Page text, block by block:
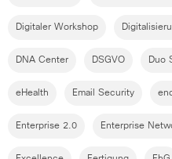
Digitaler Workshop
DNA Center DSGVO Duo
eHealth Email Security
Enterprise 2.0 Enterprise